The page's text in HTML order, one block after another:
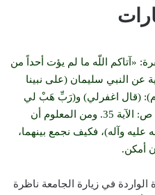
«آتاكم اللّه ما لم يؤت أحداً من
عن النبي سليمان (على نبينا
(قال اغفرلي) و(رَبِّ هَبْ لي
مُلْكاً لا يَنْبَغيِ لأَحَد مِنْ بَعْدي) سورة ص: الآية 35. ومن المعلوم أن
وآله)، فكيف نجمع بينهما،
أمكن.
الواردة في زيارة الجامعة ناظرة